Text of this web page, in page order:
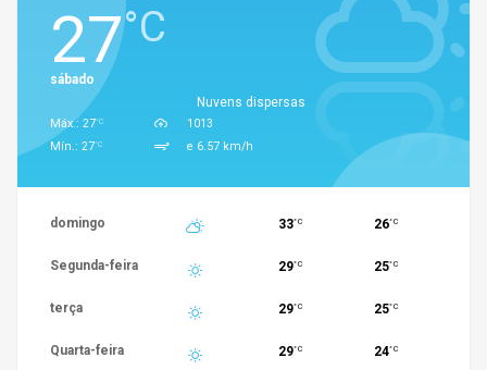
27°C
Nuvens dispersas
sábado
Máx.: 27°C
Mín.: 27°C
1013
e 6.57 km/h
domingo 33°C 26°C
Segunda-feira 29°C 25°C
terça 29°C 25°C
Quarta-feira 29°C 24°C